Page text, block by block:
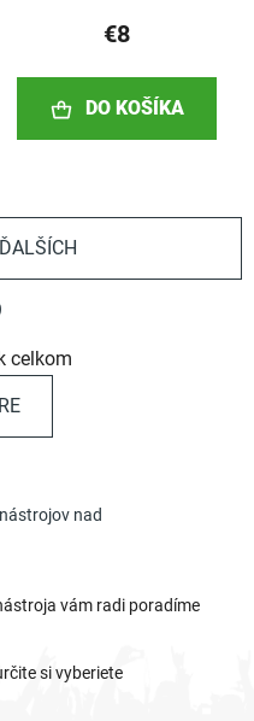
€8
DO KOŠÍKA
celkom
nad
vám radi poradíme
si vyberiete